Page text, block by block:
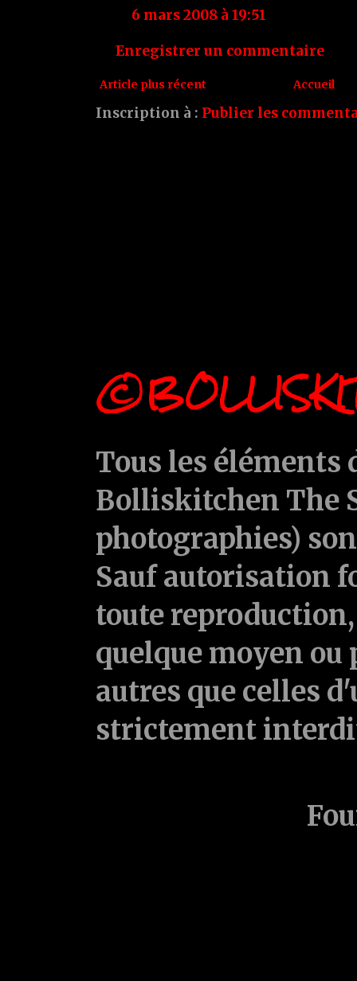
6 mars 2008 à 19:51
Enregistrer un commentaire
Article plus récent Accueil
Inscription à : Publier les
Tous les
Bolliskitchen The
photographies)
Sauf autorisation
toute
quelque moyen ou
autres que celles
strictement